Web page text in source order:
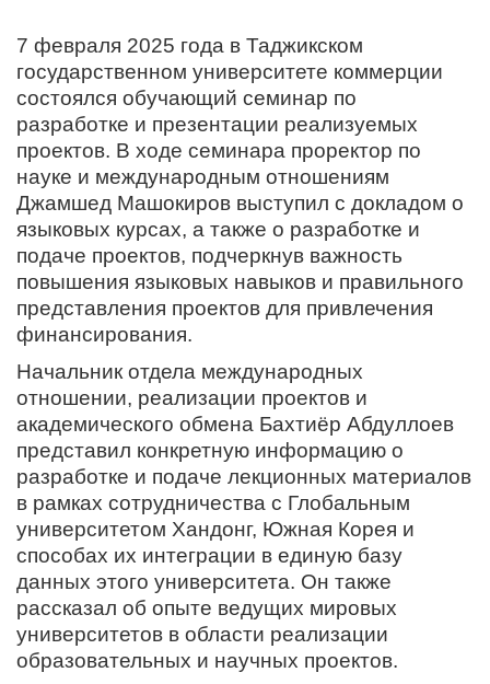
7 февраля 2025 года в Таджикском
государственном университете коммерции
состоялся обучающий семинар по
разработке и презентации реализуемых
проектов. В ходе семинара проректор по
науке и международным отношениям
Джамшед Машокиров выступил с докладом о
языковых курсах, а также о разработке и
подаче проектов, подчеркнув важность
повышения языковых навыков и правильного
представления проектов для привлечения
финансирования.
Начальник отдела международных
отношении, реализации проектов и
академического обмена Бахтиёр Абдуллоев
представил конкретную информацию о
разработке и подаче лекционных материалов
в рамках сотрудничества с Глобальным
университетом Хандонг, Южная Корея и
способах их интеграции в единую базу
данных этого университета. Он также
рассказал об опыте ведущих мировых
университетов в области реализации
образовательных и научных проектов.